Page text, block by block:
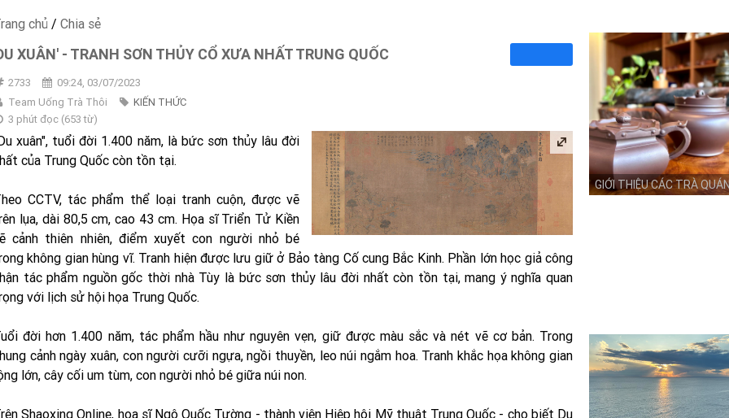
chủ / Chia sẻ
XUÂN' - TRANH SƠN THỦY CỔ XƯA NHẤT TRUNG QUỐC
2733
09:24, 03/07/2023
Team Uống Trà Thôi
KIẾN THỨC
3 phút đọc(653từ)
xuân", tuổi đời 1.400 năm, là bức sơn thủy lâu đời
của Trung Quốc còn tồn tại.
CCTV, tác phẩm thể loại tranh cuộn, được vẽ
lụa, dài 80,5 cm, cao 43 cm. Họa sĩ Triển Tử Kiền
cảnh thiên nhiên, điểm xuyết con người nhỏ bé
không gian hùng vĩ. Tranh hiện được lưu giữ ở Bảo tàng Cố cung Bắc Kinh. Phần lớn học giả công
tác phẩm nguồn gốc thời nhà Tùy là bức sơn thủy lâu đời nhất còn tồn tại, mang ý nghĩa quan
với lịch sử hội họa Trung Quốc.
đời hơn 1.400 năm, tác phẩm hầu như nguyên vẹn, giữ được màu sắc và nét vẽ cơ bản. Trong
cảnh ngày xuân, con người cưỡi ngựa, ngồi thuyền, leo núi ngắm hoa. Tranh khắc họa không gian
lớn, cây cối um tùm, con người nhỏ bé giữa núi non.
Shaoxing Online, họa sĩ Ngô Quốc Tường - thành viên Hiệp hội Mỹ thuật Trung Quốc - cho biết Du
GIỚI THIỆU CÁC TRÀ